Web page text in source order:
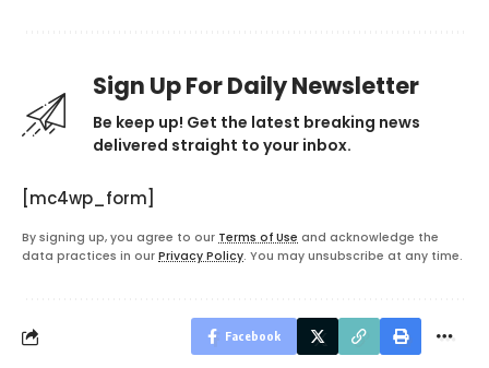
Sign Up For Daily Newsletter
Be keep up! Get the latest breaking news
delivered straight to your inbox.
[mc4wp_form]
By signing up, you agree to our Terms of Use and acknowledge the
data practices in our Privacy Policy. You may unsubscribe at any time.
Facebook